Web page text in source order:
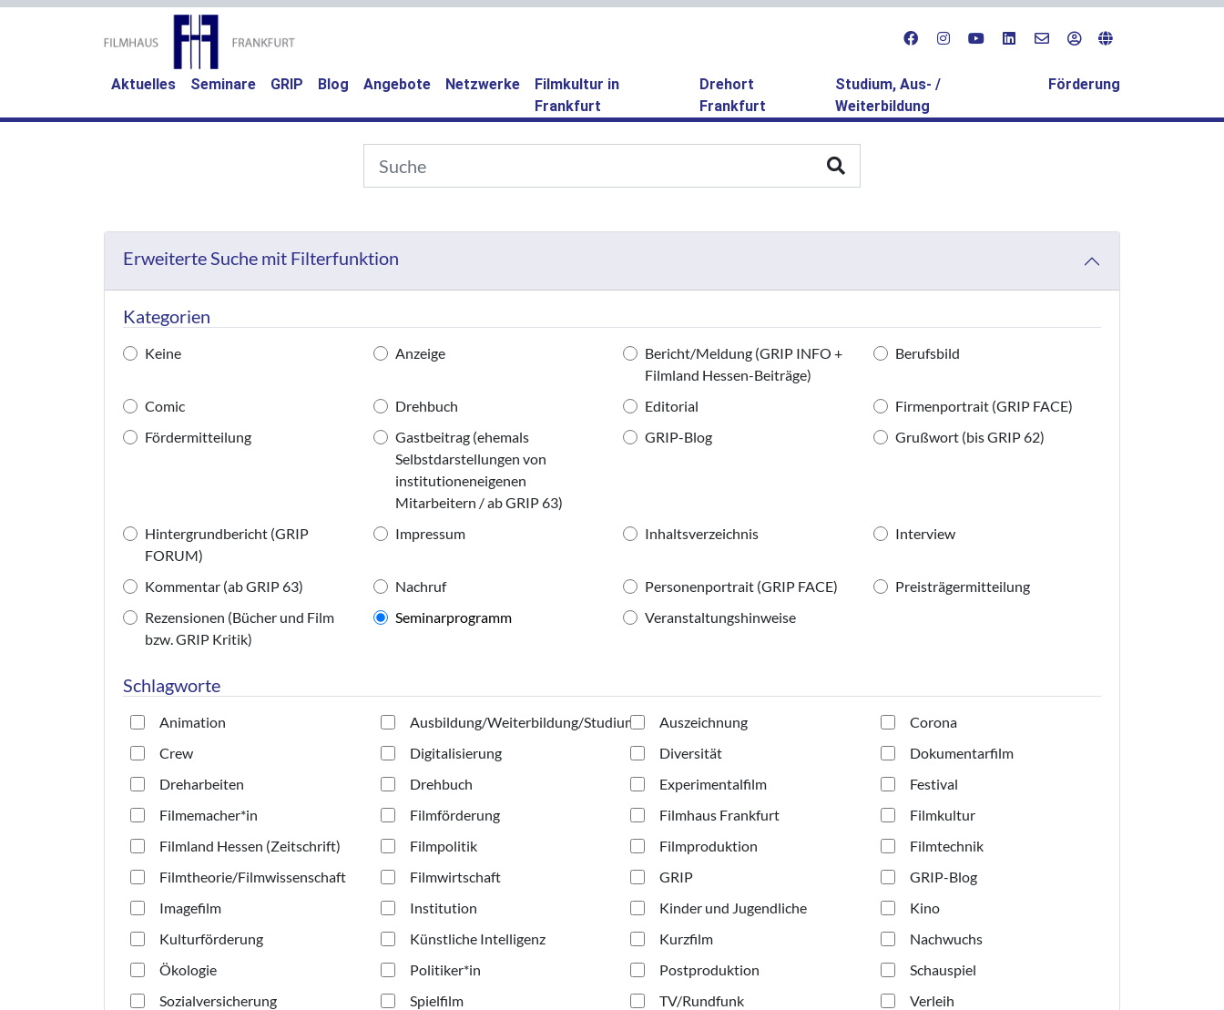
Aktuelles Seminare GRIP Blog Angebote Netzwerke
Filmkultur in
Frankfurt
Drehort
Frankfurt
Studium, Aus- /
Weiterbildung
Förderung
Erweiterte Suche mit Filterfunktion
Kategorien
Keine Anzeige
Bericht/Meldung (GRIP INFO +
Filmland Hessen-Beiträge)
Berufsbild
Comic Drehbuch Editorial
Firmenportrait (GRIP FACE)
Fördermitteilung
Gastbeitrag (ehemals
Selbstdarstellungen von
institutioneneigenen
Mitarbeitern / ab GRIP 63)
GRIP-Blog Grußwort (bis GRIP 62)
Hintergrundbericht (GRIP
FORUM)
Impressum Inhaltsverzeichnis Interview
Kommentar (ab GRIP 63) Nachruf Personenportrait (GRIP FACE)
Preisträgermitteilung
Rezensionen (Bücher und Film
bzw. GRIP Kritik)
Seminarprogramm Veranstaltungshinweise
Schlagworte
Animation Ausbildung/Weiterbildung/Studium Auszeichnung
Corona
Crew
Digitalisierung Diversität
Dokumentarfilm
Dreharbeiten
Drehbuch Experimentalfilm
Festival
Filmemacher*in
Filmförderung Filmhaus Frankfurt
Filmkultur
Filmland Hessen (Zeitschrift)
Filmpolitik Filmproduktion
Filmtechnik
Filmtheorie/Filmwissenschaft
Filmwirtschaft GRIP
GRIP-Blog
Imagefilm
Institution Kinder und Jugendliche
Kino
Kulturförderung
Künstliche Intelligenz Kurzfilm
Nachwuchs
Ökologie
Politiker*in Postproduktion
Schauspiel
Sozialversicherung
Spielfilm TV/Rundfunk
Verleih